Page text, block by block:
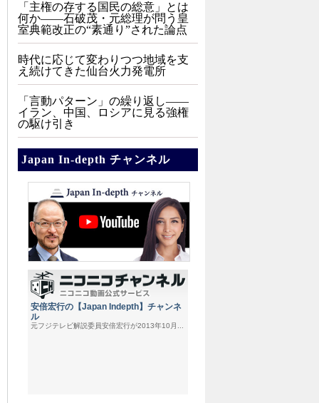
「主権の存する国民の総意」とは
何か――石破茂・元総理が問う皇
室典範改正の“素通り”された論点
時代に応じて変わりつつ地域を支
え続けてきた仙台火力発電所
「言動パターン」の繰り返し――
イラン、中国、ロシアに見る強権
の駆け引き
Japan In-depth チャンネル